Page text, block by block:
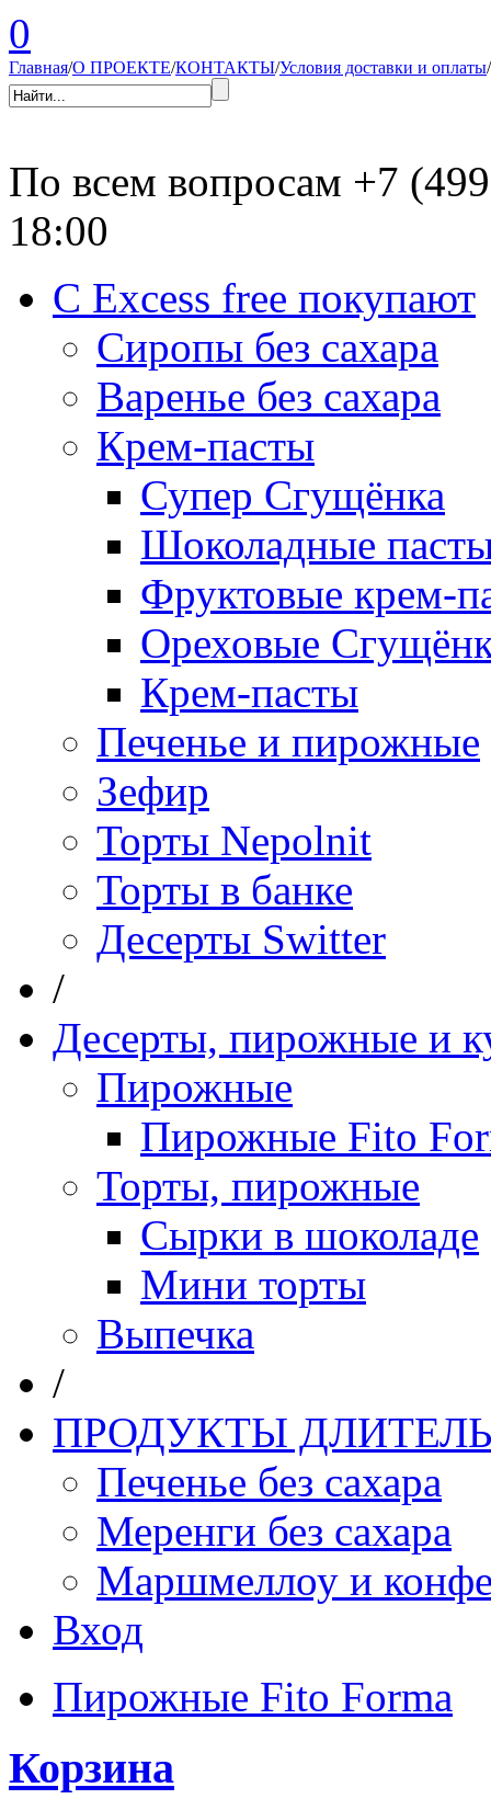
0
Главная/О ПРОЕКТЕ/КОНТАКТЫ/Условия доставки и оплаты/
По всем вопросам +7
18:00
С Excess free покупают
Сиропы без сахара
Варенье без сахара
Крем-пасты
Супер Сгущёнка
Шоколадные
Фруктовые крем-
Ореховые
Крем-пасты
Печенье и пирожные
Зефир
Торты Nepolnit
Торты в банке
Десерты Switter
/
Десерты, пирожные и
Пирожные
Пирожные Fito
Торты, пирожные
Сырки в шоколаде
Мини торты
Выпечка
/
ПРОДУКТЫ
Печенье без сахара
Меренги без сахара
Маршмеллоу и
Вход
Пирожные Fito Forma
Корзина